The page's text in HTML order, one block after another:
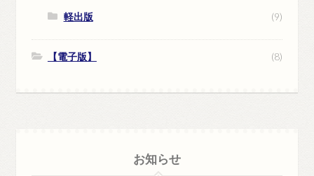
軽出版
(9)
【電子版】 (8)
お知らせ